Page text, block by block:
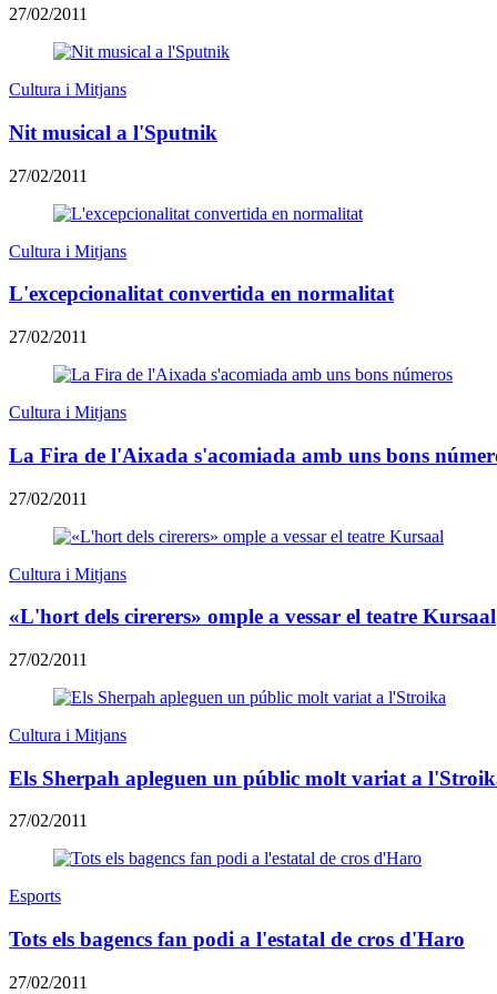
27/02/2011
Cultura i Mitjans
Nit musical a l'Sputnik
27/02/2011
Cultura i Mitjans
L'excepcionalitat convertida en normalitat
27/02/2011
Cultura i Mitjans
La Fira de l'Aixada s'acomiada amb uns bons
27/02/2011
Cultura i Mitjans
«L'hort dels cirerers» omple a vessar el teatre Kursaal
27/02/2011
Cultura i Mitjans
Els Sherpah apleguen un públic molt variat a
27/02/2011
Esports
Tots els bagencs fan podi a l'estatal de cros d'Haro
27/02/2011